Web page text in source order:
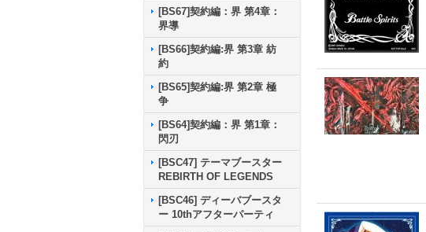
[BS67]契約編：界 第4章：
界導
[BS66]契約編:界 第3章 紡
約
[BS65]契約編:界 第2章 極
争
[BS64]契約編：界 第1章：
閃刃
[BSC47] テーマブースター
REBIRTH OF LEGENDS
[BSC46] ディーバブースタ
ー 10thアフターパーティ